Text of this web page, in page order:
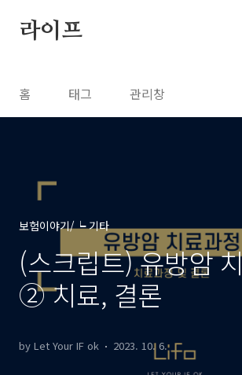
라이프
홈 태그 관리창
보험이야기/┕ 기타
(스크립트) 유방암
② 치료, 결론
by Let Your IF ok 2023. 10. 6.